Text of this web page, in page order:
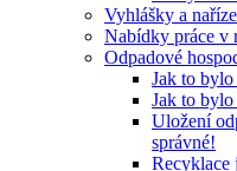
Vyhlášky a
Nabídky práce v
Odpadové
Jak to
Jak to
Uložení
správné!
Recyklace